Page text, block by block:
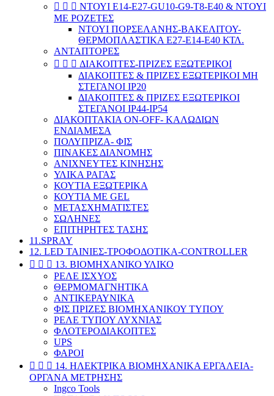
   ΝΤΟΥΙ E14-E27-GU10-G9-T8-E40 & ΝΤΟΥΙ
ΜΕ ΡΟΖΕΤΕΣ
ΝΤΟΥΙ ΠΟΡΣΕΛΑΝΗΣ-ΒΑΚΕΛΙΤΟΥ-
ΘΕΡΜΟΠΛΑΣΤΙΚΑ Ε27-Ε14-Ε40 ΚΤΛ.
ΑΝΤΑΠΤΟΡΕΣ
   ΔΙΑΚΟΠΤΕΣ-ΠΡΙΖΕΣ ΕΞΩΤΕΡΙΚΟΙ
ΔΙΑΚΟΠΤΕΣ & ΠΡΙΖΕΣ ΕΞΩΤΕΡΙΚΟΙ ΜΗ
ΣΤΕΓΑΝΟΙ ΙΡ20
ΔΙΑΚΟΠΤΕΣ & ΠΡΙΖΕΣ ΕΞΩΤΕΡΙΚΟΙ
ΣΤΕΓΑΝΟΙ ΙΡ44-ΙP54
ΔΙΑΚΟΠΤΑΚΙΑ ON-OFF- ΚΑΛΩΔΙΩΝ
ΕΝΔΙΑΜΕΣΑ
ΠΟΛΥΠΡΙΖΑ- ΦΙΣ
ΠΙΝΑΚΕΣ ΔΙΑΝΟΜΗΣ
ΑΝΙΧΝΕΥΤΕΣ ΚΙΝΗΣΗΣ
ΥΛΙΚΑ ΡΑΓΑΣ
ΚΟΥΤΙΑ ΕΞΩΤΕΡΙΚΑ
ΚΟΥΤΙΑ ΜΕ GEL
ΜΕΤΑΣΧΗΜΑΤΙΣΤΕΣ
ΣΩΛΗΝΕΣ
ΕΠΙΤΗΡΗΤΕΣ ΤΑΣΗΣ
11.SPRAY
12. LED ΤΑΙΝΙΕΣ-ΤΡΟΦΟΔΟΤΙΚΑ-CONTROLLER
   13. ΒΙΟΜΗΧΑΝΙΚΟ ΥΛΙΚΟ
ΡΕΛΕ ΙΣΧΥΟΣ
ΘΕΡΜΟΜΑΓΝΗΤΙΚΑ
ΑΝΤΙΚΕΡΑΥΝΙΚΑ
ΦΙΣ ΠΡΙΖΕΣ ΒΙΟΜΗΧΑΝΙΚΟΥ ΤΥΠΟΥ
ΡΕΛΕ ΤΥΠΟΥ ΛΥΧΝΙΑΣ
ΦΛΟΤΕΡΟΔΙΑΚΟΠΤΕΣ
UPS
ΦΑΡΟΙ
   14. ΗΛΕΚΤΡΙΚΑ ΒΙΟΜΗΧΑΝΙΚΑ ΕΡΓΑΛΕΙΑ-
ΟΡΓΑΝΑ ΜΕΤΡΗΣΗΣ
Ingco Tools